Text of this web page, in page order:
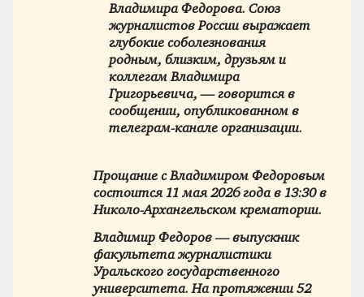
Владимира Федорова. Союз
журналистов России выражает
глубокие соболезнования
родным, близким, друзьям и
коллегам Владимира
Григорьевича, — говорится в
сообщении, опубликованном в
телеграм-канале организации.
Прощание с Владимиром Федоровым
состоится 11 мая 2026 года в 13:30 в
Николо-Архангельском крематории.
Владимир Федоров — выпускник
факультета журналистики
Уральского государственного
университета. На протяжении 52